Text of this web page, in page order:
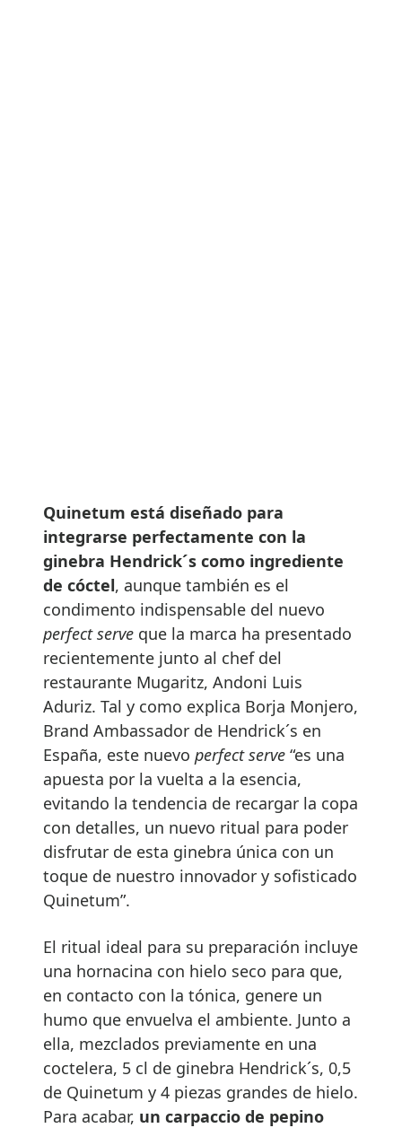
Quinetum está diseñado para
integrarse perfectamente con la
ginebra Hendrick´s como ingrediente
de cóctel, aunque también es el
condimento indispensable del nuevo
perfect serve que la marca ha presentado
recientemente junto al chef del
restaurante Mugaritz, Andoni Luis
Aduriz. Tal y como explica Borja Monjero,
Brand Ambassador de Hendrick´s en
España, este nuevo perfect serve “es una
apuesta por la vuelta a la esencia,
evitando la tendencia de recargar la copa
con detalles, un nuevo ritual para poder
disfrutar de esta ginebra única con un
toque de nuestro innovador y sofisticado
Quinetum”.
El ritual ideal para su preparación incluye
una hornacina con hielo seco para que,
en contacto con la tónica, genere un
humo que envuelva el ambiente. Junto a
ella, mezclados previamente en una
coctelera, 5 cl de ginebra Hendrick´s, 0,5
de Quinetum y 4 piezas grandes de hielo.
Para acabar, un carpaccio de pepino